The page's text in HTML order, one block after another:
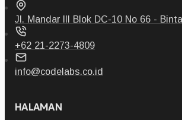
Jl. Mandar III Blok DC-10 No 66 -
+62 21-2273-4809
info@codelabs.co.id
HALAMAN